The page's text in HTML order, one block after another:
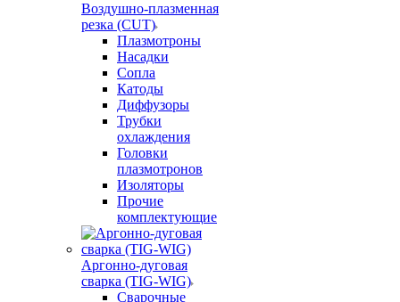
Воздушно-плазменная
резка (CUT)
Плазмотроны
Насадки
Сопла
Катоды
Диффузоры
Трубки
охлаждения
Головки
плазмотронов
Изоляторы
Прочие
комплектующие
Аргонно-дуговая
сварка (TIG-WIG)
Сварочные